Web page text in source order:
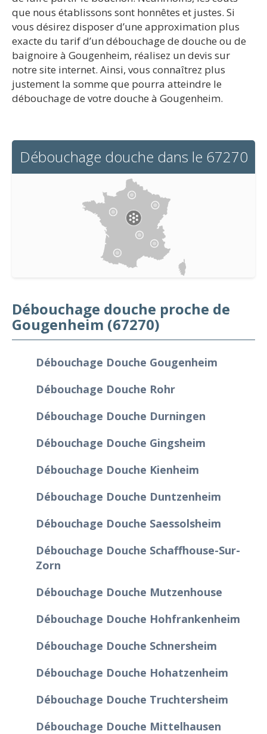
que nous établissons sont honnêtes et justes. Si
vous désirez disposer d’une approximation plus
exacte du tarif d’un débouchage de douche ou de
baignoire à Gougenheim, réalisez un devis sur
notre site internet. Ainsi, vous connaîtrez plus
justement la somme que pourra atteindre le
débouchage de votre douche à Gougenheim.
Débouchage douche dans le 67270
Débouchage douche proche de
Gougenheim (67270)
Débouchage Douche Gougenheim
Débouchage Douche Rohr
Débouchage Douche Durningen
Débouchage Douche Gingsheim
Débouchage Douche Kienheim
Débouchage Douche Duntzenheim
Débouchage Douche Saessolsheim
Débouchage Douche Schaffhouse-Sur-
Zorn
Débouchage Douche Mutzenhouse
Débouchage Douche Hohfrankenheim
Débouchage Douche Schnersheim
Débouchage Douche Hohatzenheim
Débouchage Douche Truchtersheim
Débouchage Douche Mittelhausen